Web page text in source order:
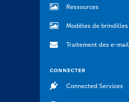
Ressources
Modèles de brindilles
Traitement des e-
CONNECTER
Connected Services